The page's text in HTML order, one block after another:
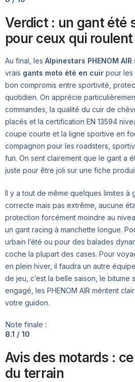
Verdict : un gant été
pour ceux qui
Au final, les Alpinestars PHENOM AIR
vrais gants moto été en cuir pour les
bon compromis entre sportivité,
quotidien. On apprécie
commandes, la qualité du cuir de
placés et la certification EN 13594
coupe courte et la ligne sportive en
compagnon pour les roadsters,
fun. On sent clairement que le gant a
juste pour être joli sur une fiche
Il y a tout de même quelques limites
correcte mais pas extrême, aucune
protection forcément moindre au
un gant racing à manchette longue.
urbain l’été ou pour des balades
coche la plupart des cases. Pour
en plein hiver, il faudra un autre
de jeu, c’est la belle saison, le bitume
engagé, les PHENOM AIR méritent
votre guidon.
Note finale :
8.1 / 10
Avis des motards :
du terrain